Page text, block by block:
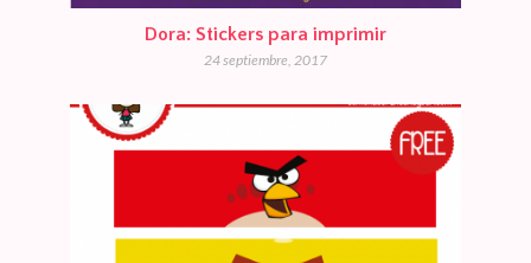
Dora: Stickers para imprimir
24 septiembre, 2017